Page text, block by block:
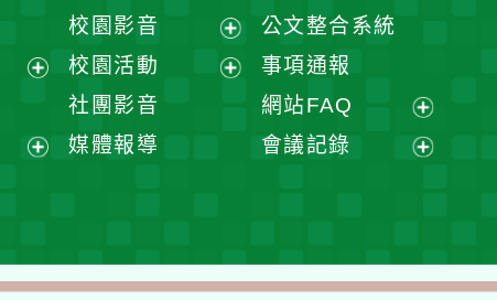
單
選
選
單
校園影音
展
校園活動
社團影音
媒體報導
公文整合系統
事項通報
網站FAQ
展
開
會議記錄
單